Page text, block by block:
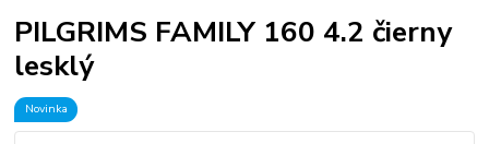
PILGRIMS FAMILY 160 4.2 čierny
lesklý
Novinka